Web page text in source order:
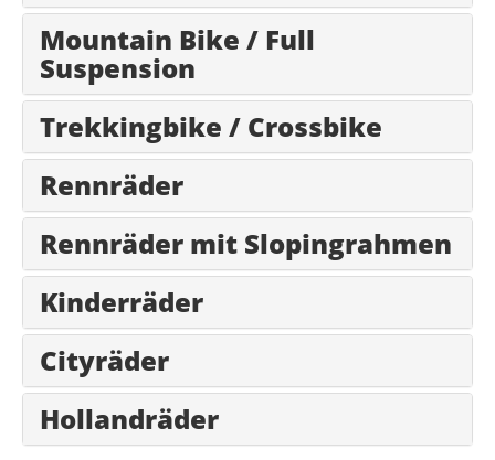
Mountain Bike / Full
Suspension
Trekkingbike / Crossbike
Rennräder
Rennräder mit Slopingrahmen
Kinderräder
Cityräder
Hollandräder